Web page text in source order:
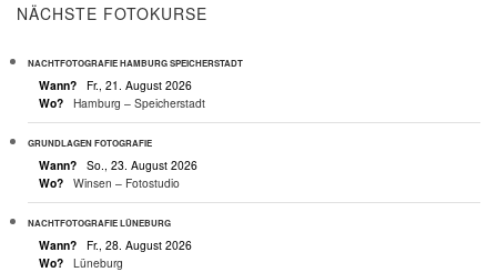
NÄCHSTE FOTOKURSE
NACHTFOTOGRAFIE HAMBURG SPEICHERSTADT
Wann?
Fr., 21. August 2026
Wo?
Hamburg – Speicherstadt
GRUNDLAGEN FOTOGRAFIE
Wann?
So., 23. August 2026
Wo?
Winsen – Fotostudio
NACHTFOTOGRAFIE LÜNEBURG
Wann?
Fr., 28. August 2026
Wo?
Lüneburg